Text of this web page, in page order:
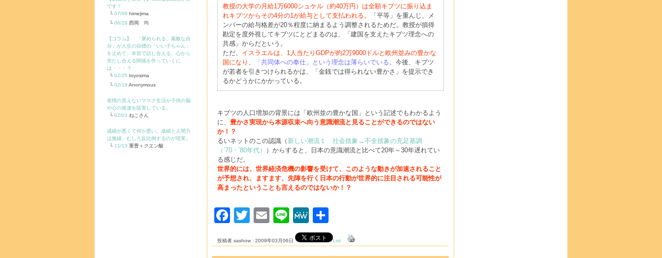
です！
07/09 himejima
06/28 西岡 均
【コラム】 「褒められる、素敵な自
分」が人生の目標の「いい子ちゃん」
を止めて、本音で話し合える、心から
充たし合える関係を作っていくに
は・・・？
02/25 toyosima
02/19 Anonymous
表情の見えないマスク生活が子供の脳
や心の発達を阻害している。
02/03 ねこさん
成績が悪くて何が悪い。成績と人間力
は無縁、むしろ反比例するのが現実。
11/13 重曹＋クエン酸
教授の大学の月給1万6000シュケル（約40万円）は全額キブツに振り込ま
れキブツからその4分の1が給与として支払われる。
「平等」を重んじ、メ
ンバーの給与格差が20％程度に納まるよう調整されるためだ。教授が損得
勘定を度外視してキブツにとどまるのは、「建国を支えたキブツ理念への
共感」からだという。
ただ、 イスラエルは、1人当たりGDPが約2万9000ドルと欧州並みの豊かな
国になり 、 「共同体への奉仕」という理念は薄らいでいる。 今後、キブツ
が若者を引きつけられるかは、「金銭では得られない豊かさ」を提示でき
るかどうかにかかっている。
キブツの人口増加の背景には「欧州並の豊かな国」という記述でもわかるよう
に、 豊かさ実現から本源収束へ向う意識潮流と見ることができるのではない
か！？
るいネットのこの認識（ 新しい潮流１ 社会捨象→不全捨象の充足基調
（’70・’80年代）
）からすると、日本の意識潮流と比べて20年～30年遅れてい
る感じだ。
世界的には、世界経済危機の影響を受けて、このような動きが加速されること
が予想され、ますます、先陣を行く日本の行動が世界的に注目される可能性が
高まったということも言えるのではないか！？
Facebook
Twitter
EmailLineMeWe
有
投稿者 sashow : 2009年03月06日 List